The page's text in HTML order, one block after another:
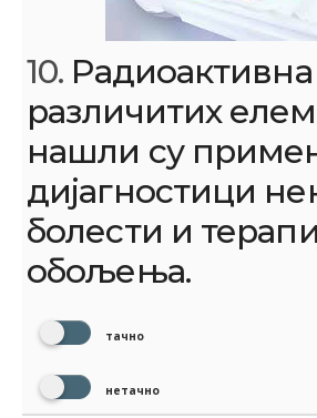
10. Радиоактивна
различитих
нашли су
дијагностици
болести и
обољења.
тачно
нетачно